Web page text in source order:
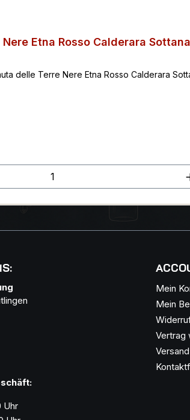
Etna Rosso Calderara
delle Terre Nere Etna Rosso Calderara
Gib den gewünschten
Uhr
Mein
Mein
Vertrag